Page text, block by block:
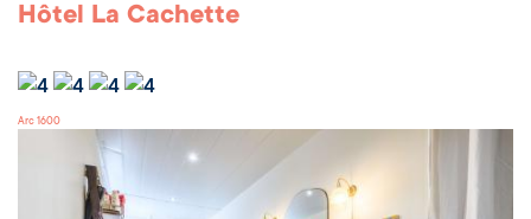
Hôtel La Cachette
Arc 1600